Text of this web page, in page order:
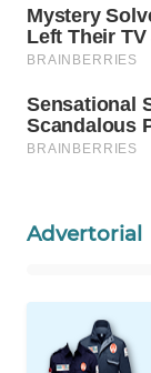
Advertorial
LABUANBAJO
WN
BORNEO
Wahana
WAHANA
WAHANA
TANI